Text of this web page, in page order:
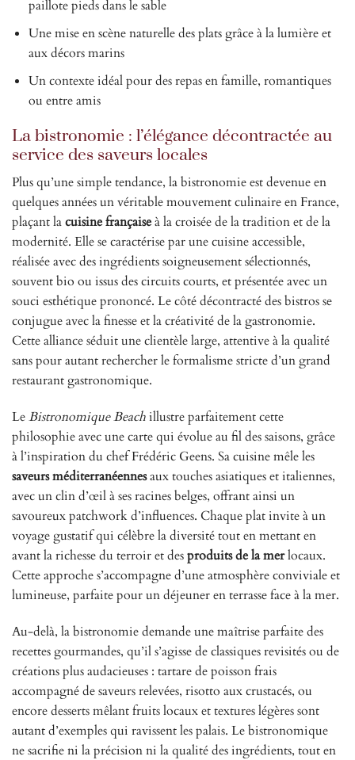
paillote pieds dans le sable
Une mise en scène naturelle des plats grâce à la lumière et
aux décors marins
Un contexte idéal pour des repas en famille, romantiques
ou entre amis
La bistronomie : l’élégance décontractée au
service des saveurs locales
Plus qu’une simple tendance, la bistronomie est devenue en
quelques années un véritable mouvement culinaire en France,
plaçant lacuisine françaiseà la croisée de la tradition et de la
modernité. Elle se caractérise par une cuisine accessible,
réalisée avec des ingrédients soigneusement sélectionnés,
souvent bio ou issus des circuits courts, et présentée avec un
souci esthétique prononcé. Le côté décontracté des bistros se
conjugue avec la finesse et la créativité de la gastronomie.
Cette alliance séduit une clientèle large, attentive à la qualité
sans pour autant rechercher le formalisme stricte d’un grand
restaurant gastronomique.
LeBistronomique Beachillustre parfaitement cette
philosophie avec une carte qui évolue au fil des saisons, grâce
à l’inspiration du chef Frédéric Geens. Sa cuisine mêle les
saveurs méditerranéennesaux touches asiatiques et italiennes,
avec un clin d’œil à ses racines belges, offrant ainsi un
savoureux patchwork d’influences. Chaque plat invite à un
voyage gustatif qui célèbre la diversité tout en mettant en
avant la richesse du terroir et desproduits de la merlocaux.
Cette approche s’accompagne d’une atmosphère conviviale et
lumineuse, parfaite pour un déjeuner en terrasse face à la mer.
Au-delà, la bistronomie demande une maîtrise parfaite des
recettes gourmandes, qu’il s’agisse de classiques revisités ou de
créations plus audacieuses : tartare de poisson frais
accompagné de saveurs relevées, risotto aux crustacés, ou
encore desserts mêlant fruits locaux et textures légères sont
autant d’exemples qui ravissent les palais. Le bistronomique
ne sacrifie ni la précision ni la qualité des ingrédients, tout en